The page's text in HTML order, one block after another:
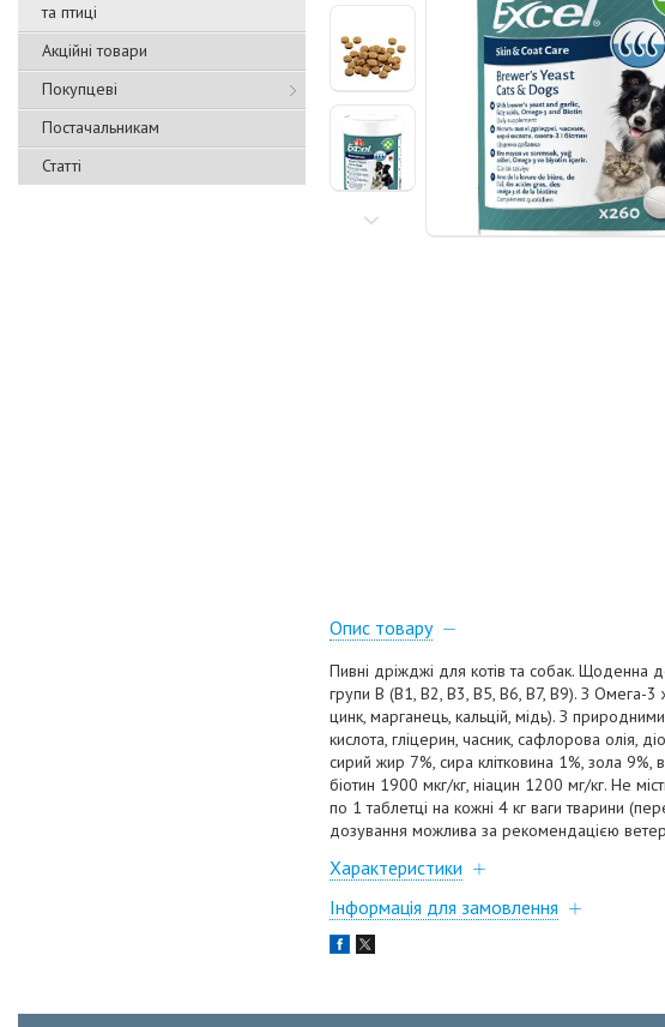
та птиці
Акційні товари
Покупцеві
Постачальникам
Статті
Опис товару
Пивні дріжджі для котів та собак. Щоденна
групи В (В1, В2, В3, B5, B6, B7, B9). З Омега-3
цинк, марганець, кальцій, мідь). З
кислота, гліцерин, часник, сафлорова олія,
сирий жир 7%, сира клітковина 1%, зола 9%,
біотин 1900 мкг/кг, ніацин 1200 мг/кг. Не
по 1 таблетці на кожні 4 кг ваги тварини
дозування можлива за рекомендацією
Характеристики
Інформація для замовлення